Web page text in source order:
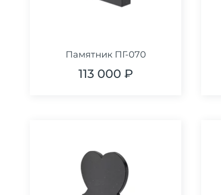
Памятник ПГ-070
113 000 ₽